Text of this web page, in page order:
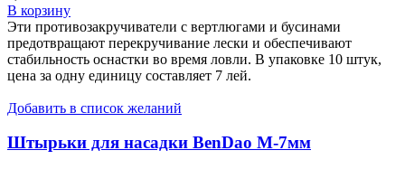
В корзину
Эти противозакручиватели с вертлюгами и бусинами
предотвращают перекручивание лески и обеспечивают
стабильность оснастки во время ловли. В упаковке 10 штук,
цена за одну единицу составляет 7 лей.
Добавить в список желаний
Штырьки для насадки BenDao M-7мм